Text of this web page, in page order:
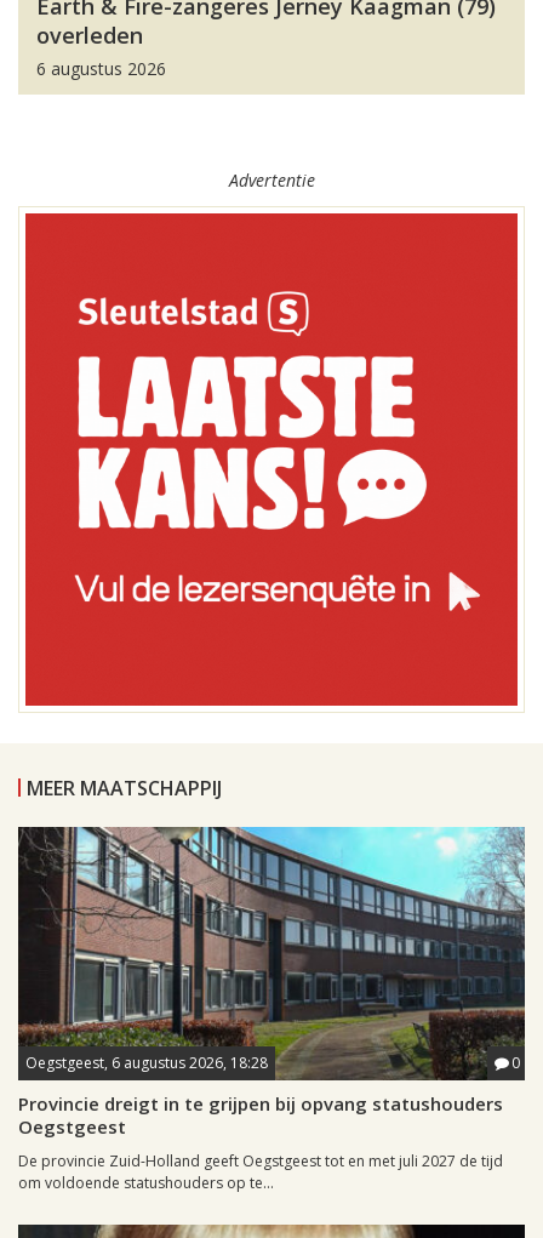
Earth & Fire-zangeres Jerney Kaagman (79)
overleden
6 augustus 2026
Advertentie
MEER MAATSCHAPPIJ
Oegstgeest, 6 augustus 2026, 18:28 0
Provincie dreigt in te grijpen bij opvang statushouders
Oegstgeest
De provincie Zuid-Holland geeft Oegstgeest tot en met juli 2027 de tijd
om voldoende statushouders op te...